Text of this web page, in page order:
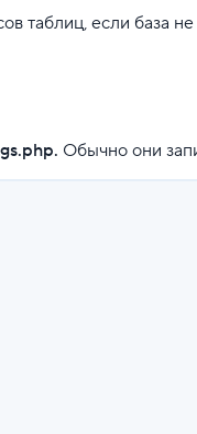
таблиц, если база не
Обычно они